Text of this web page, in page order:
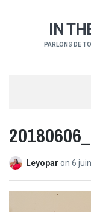
IN
PARLONS DE
Leyopar on 6